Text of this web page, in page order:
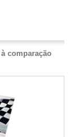
comparação